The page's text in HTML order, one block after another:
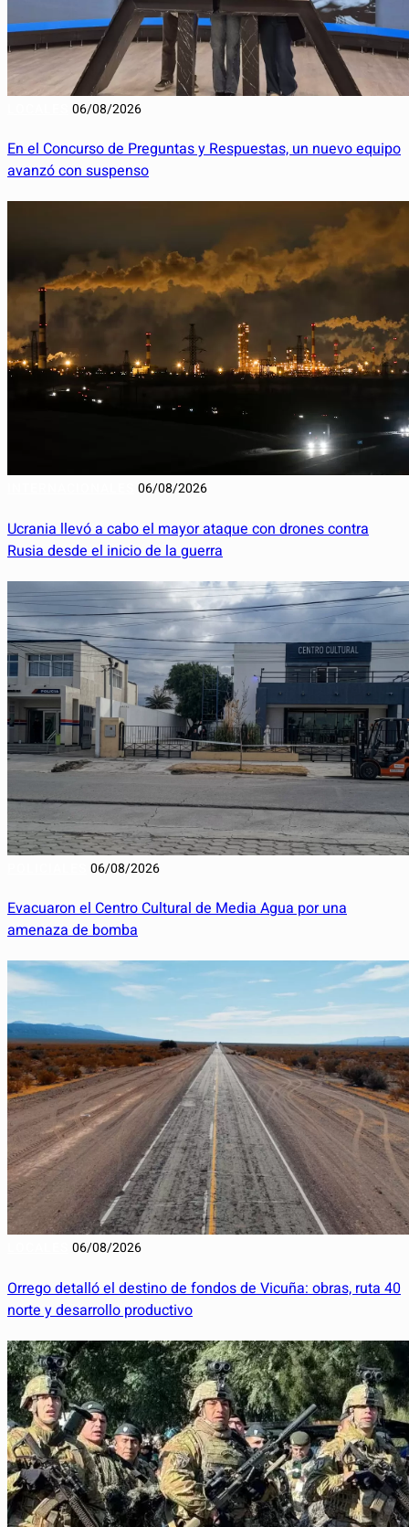
06/08/2026
En el Concurso de Preguntas y Respuestas, un nuevo equipo
avanzó con suspenso
06/08/2026
Ucrania llevó a cabo el mayor ataque con drones contra
Rusia desde el inicio de la guerra
06/08/2026
Evacuaron el Centro Cultural de Media Agua por una
amenaza de bomba
06/08/2026
Orrego detalló el destino de fondos de Vicuña: obras, ruta 40
norte y desarrollo productivo